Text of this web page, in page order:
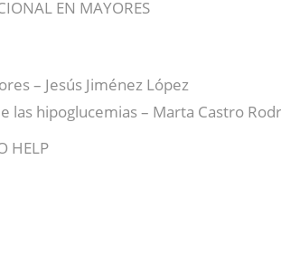
EN MAYORES
– Jesús Jiménez López
hipoglucemias – Marta Castro
HELP